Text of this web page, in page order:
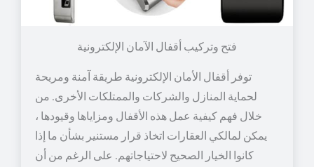
توفر أقفال الأمان الإلكترونية طريقة آمنة ومريحة
لحماية المنازل والشركات والممتلكات الأخرى. من
خلال فهم كيفية عمل هذه الأقفال ومزاياها وقيودها ،
يمكن لمالكي العقارات اتخاذ قرار مستنير بشأن ما إذا
كانوا الخيار الصحيح لاحتياجاتهم. على الرغم من أن